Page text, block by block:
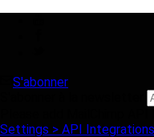
S'abonner
Settings > API Integrations